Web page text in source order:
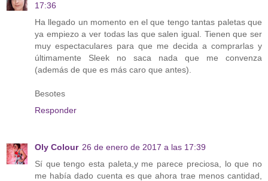
17:36
Ha llegado un momento en el que tengo tantas paletas que
ya empiezo a ver todas las que salen igual. Tienen que ser
muy espectaculares para que me decida a comprarlas y
últimamente Sleek no saca nada que me convenza
(además de que es más caro que antes).
Besotes
Responder
Oly Colour 26 de enero de 2017 a las 17:39
Sí que tengo esta paleta,y me parece preciosa, lo que no
me había dado cuenta es que ahora trae menos cantidad,